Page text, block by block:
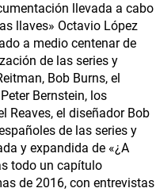
llevada a cabo
llaves» Octavio López
a medio centenar de
de las series y
Bob Burns, el
Bernstein, los
Reaves, el diseñador Bob
de las series y
y expandida de «¿A
todo un capítulo
de 2016, con entrevistas